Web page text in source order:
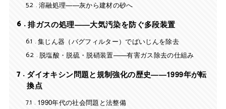
5.2 溶融処理——灰から建材の砂へ
6
排ガスの処理——大気汚染を防ぐ多段装置
6.1
集じん器（バグフィルター）でばいじんを除去
6.2 脱塩酸・脱硫・脱硝装置——有害ガス除去の仕組み
7
ダイオキシン問題と規制強化の歴史——1999年が転
換点
7.1
1990年代の社会問題と法整備